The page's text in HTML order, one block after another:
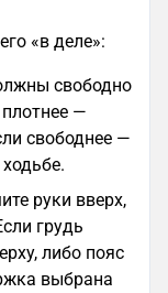
«в деле»:
свободно
—
свободнее —
руки вверх,
грудь
либо пояс
выбрана